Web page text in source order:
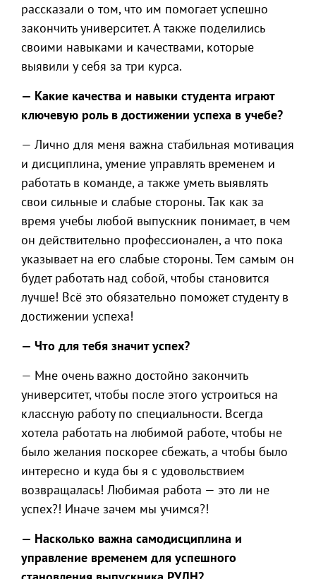
рассказали о том, что им помогает успешно
закончить университет. А также поделились
своими навыками и качествами, которые
выявили у себя за три курса.
— Какие качества и навыки студента играют
ключевую роль в достижении успеха в учебе?
— Лично для меня важна стабильная мотивация
и дисциплина, умение управлять временем и
работать в команде, а также уметь выявлять
свои сильные и слабые стороны. Так как за
время учебы любой выпускник понимает, в чем
он действительно профессионален, а что пока
указывает на его слабые стороны. Тем самым он
будет работать над собой, чтобы становится
лучше! Всё это обязательно поможет студенту в
достижении успеха!
— Что для тебя значит успех?
— Мне очень важно достойно закончить
университет, чтобы после этого устроиться на
классную работу по специальности. Всегда
хотела работать на любимой работе, чтобы не
было желания поскорее сбежать, а чтобы было
интересно и куда бы я с удовольствием
возвращалась! Любимая работа — это ли не
успех?! Иначе зачем мы учимся?!
— Насколько важна самодисциплина и
управление временем для успешного